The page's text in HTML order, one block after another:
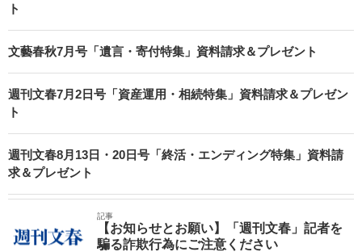
ト
文藝春秋7月号「遺言・寄付特集」資料請求＆プレゼント
週刊文春7月2日号「資産運用・相続特集」資料請求＆プレゼン
ト
週刊文春8月13日・20日号「終活・エンディング特集」資料請
求＆プレゼント
記事
【お知らせとお願い】「週刊文春」記者を
騙る詐欺行為にご注意ください